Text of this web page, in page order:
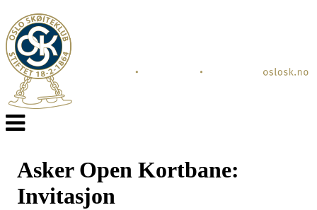
Veksle
navigasjon
Asker Open Kortbane:
Invitasjon